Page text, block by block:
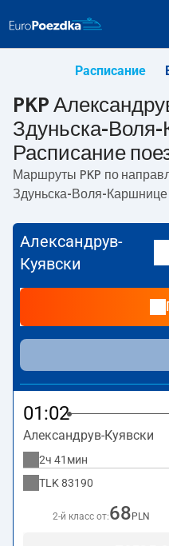
Расписание
PKP
Здуньска-
Расписание
Маршруты PKP по
Здуньска-Воля-Каршнице
. Первый прямой
Здуньска-Воля-Каршнице
быстрое путешествие
KORSARZ
. Поездка
Александрув-
Каршницетакже
более низкую цену
время в пути. Поезд заканчивает маршрут на станции
Здуньска-Воля-
Александрув-
Куявски
01:02
Александрув-Куявски
2ч 41мин
TLK 83190
2-й класс от:68 PLN